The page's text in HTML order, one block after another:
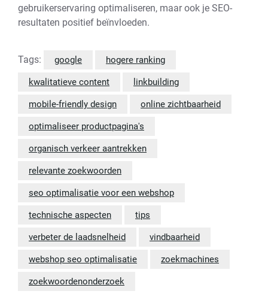
gebruikerservaring optimaliseren, maar ook je SEO-
resultaten positief beïnvloeden.
Tags: google hogere ranking
kwalitatieve content linkbuilding
mobile-friendly design online zichtbaarheid
optimaliseer productpagina's
organisch verkeer aantrekken
relevante zoekwoorden
seo optimalisatie voor een webshop
technische aspecten tips
verbeter de laadsnelheid vindbaarheid
webshop seo optimalisatie zoekmachines
zoekwoordenonderzoek